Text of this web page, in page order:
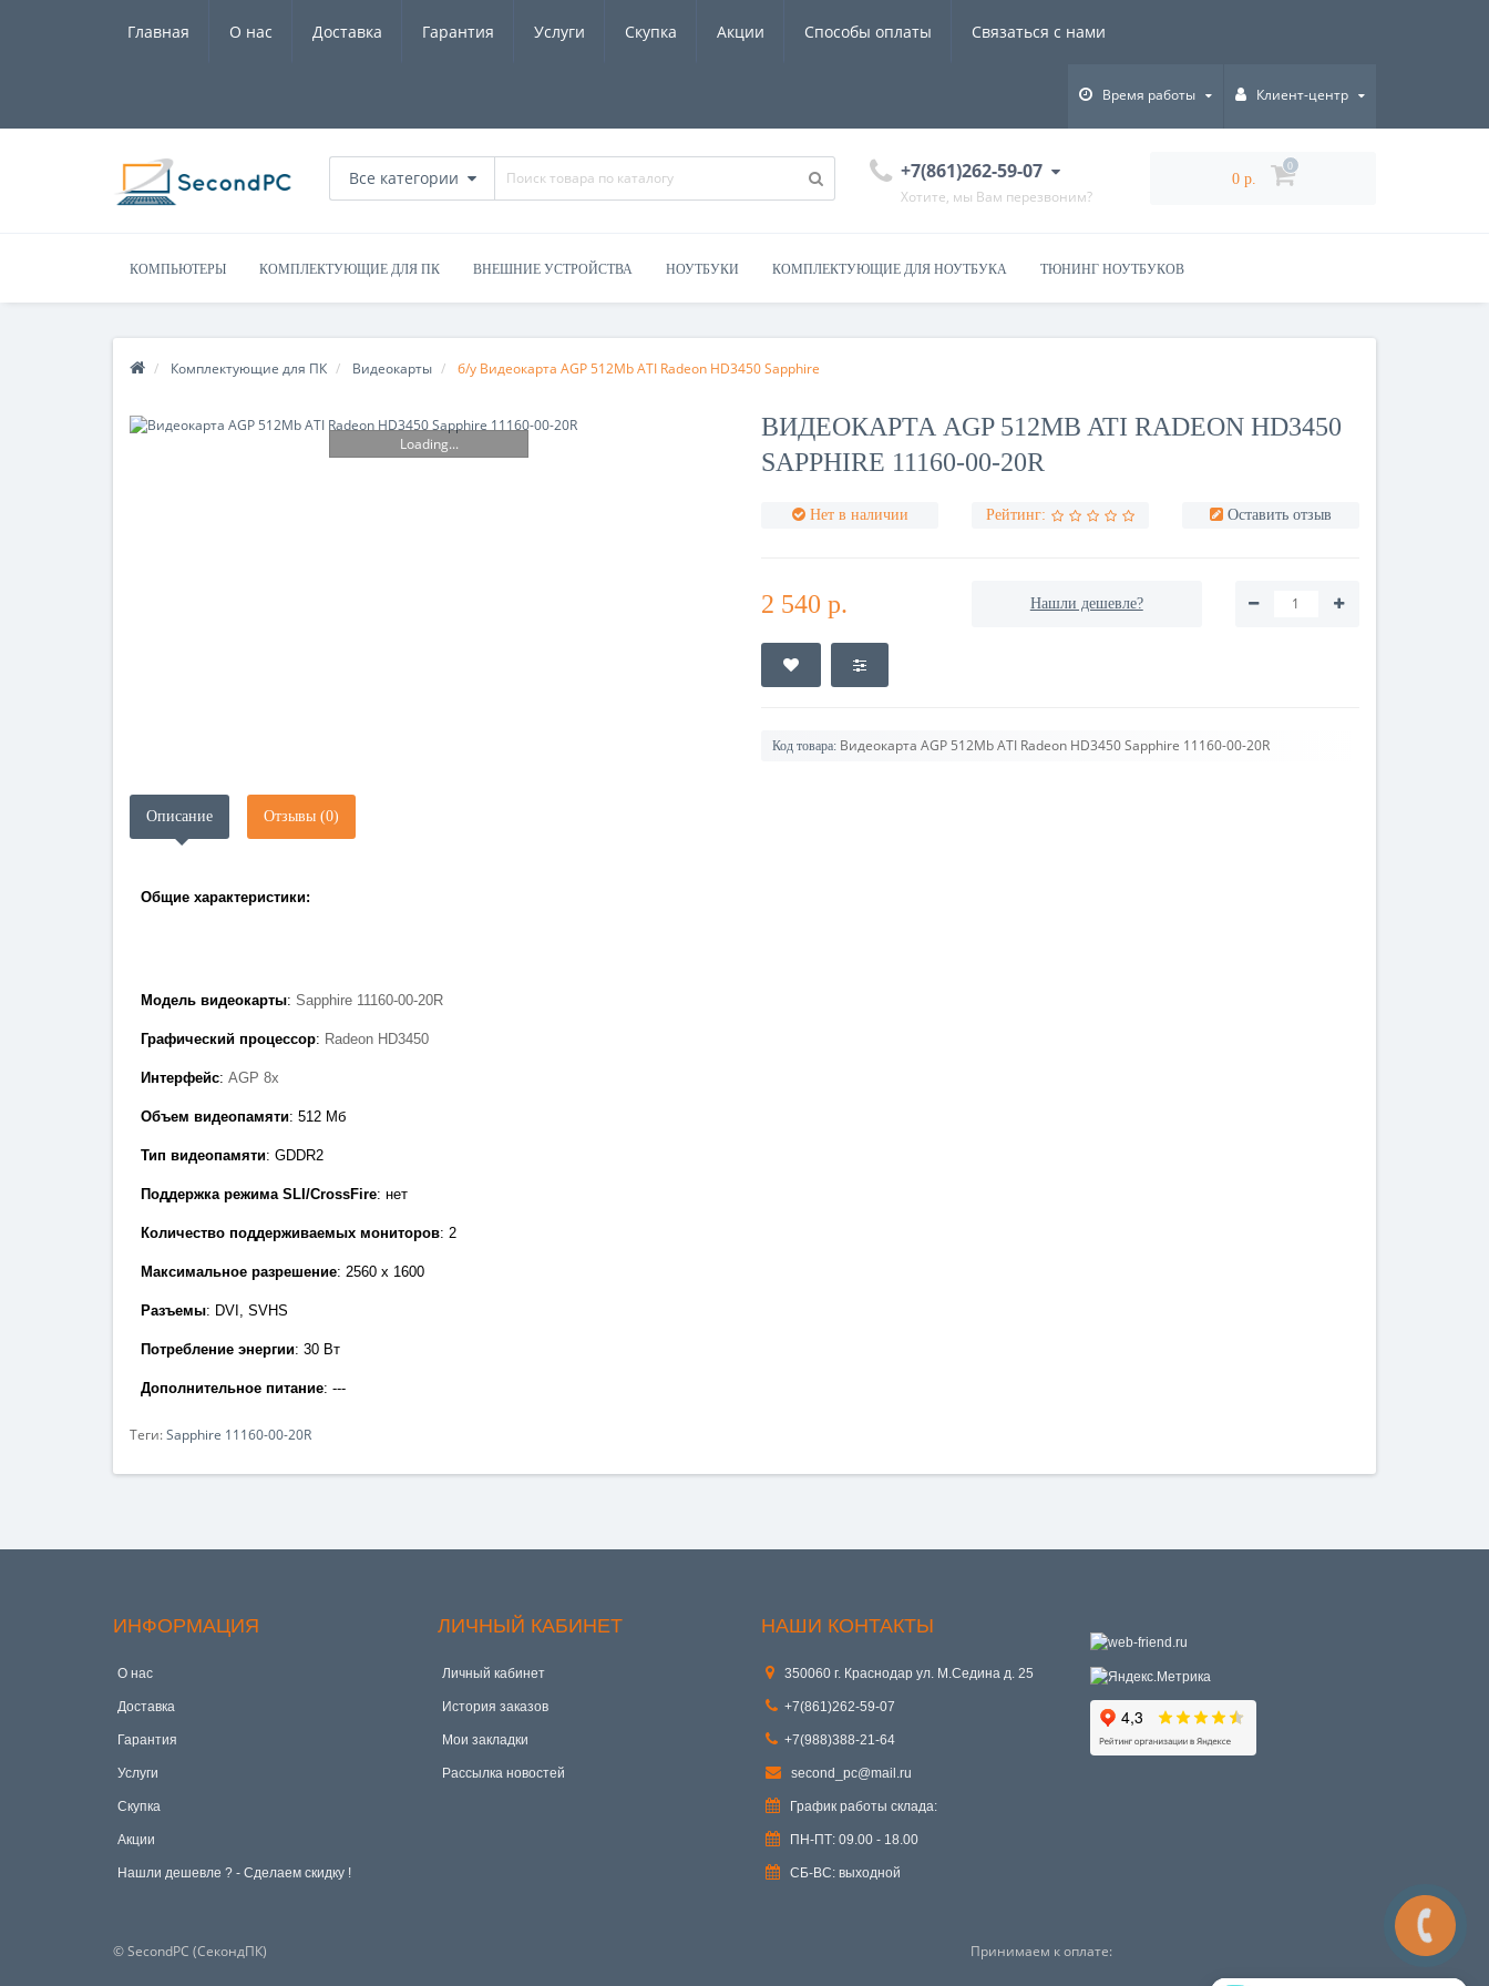
Главная О нас Доставка Гарантия Услуги Скупка Акции Способы оплаты Связаться с нами
Время работы Клиент-центр
Все категории +7(861)262-59-07
Хотите, мы Вам перезвоним?
0 р.
0
КОМПЬЮТЕРЫ КОМПЛЕКТУЮЩИЕ ДЛЯ ПК ВНЕШНИЕ УСТРОЙСТВА НОУТБУКИ КОМПЛЕКТУЮЩИЕ ДЛЯ НОУТБУКА ТЮНИНГ НОУТБУКОВ
Комплектующие для ПК Видеокарты б/у Видеокарта AGP 512Mb ATI Radeon HD3450 Sapphire
Loading...
ВИДЕОКАРТА AGP 512MB ATI RADEON HD3450
SAPPHIRE 11160-00-20R
Нет в наличии Рейтинг: Оставить отзыв
2 540 р. Нашли дешевле?
Код товара: Видеокарта AGP 512Mb ATI Radeon HD3450 Sapphire 11160-00-20R
Описание Отзывы (0)
Общие характеристики:
Модель видеокарты: Sapphire 11160-00-20R
Графический процессор: Radeon HD3450
Интерфейс: AGP 8x
Объем видеопамяти: 512 Мб
Тип видеопамяти: GDDR2
Поддержка режима SLI/CrossFire: нет
Количество поддерживаемых мониторов: 2
Максимальное разрешение: 2560 х 1600
Разъемы: DVI, SVHS
Потребление энергии: 30 Вт
Дополнительное питание: ---
Теги:Sapphire 11160-00-20R
ИНФОРМАЦИЯ
О нас
Доставка
Гарантия
Услуги
Скупка
Акции
Hашли дешевле ? - Сделаем скидку !
ЛИЧНЫЙ КАБИНЕТ
Личный кабинет
История заказов
Мои закладки
Рассылка новостей
НАШИ КОНТАКТЫ
350060 г. Краснодар ул. М.Седина д. 25
+7(861)262-59-07
+7(988)388-21-64
second_pc@mail.ru
График работы склада:
ПН-ПТ: 09.00 - 18.00
СБ-ВС: выходной
© SecondPC (СекондПК) Принимаем к оплате: